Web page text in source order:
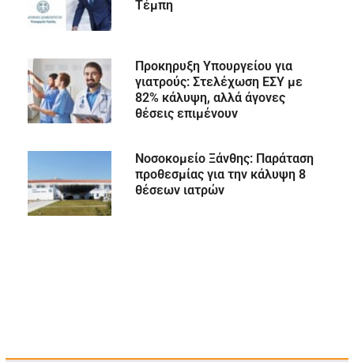
Τέμπη
Προκηρυξη Υπουργείου για
γιατρούς: Στελέχωση ΕΣΥ με
82% κάλυψη, αλλά άγονες
θέσεις επιμένουν
Νοσοκομείο Ξάνθης: Παράταση
προθεσμίας για την κάλυψη 8
θέσεων ιατρών